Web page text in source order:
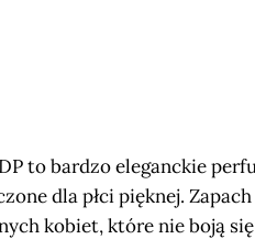
to bardzo eleganckie
dla płci pięknej.
kobiet, które nie boją